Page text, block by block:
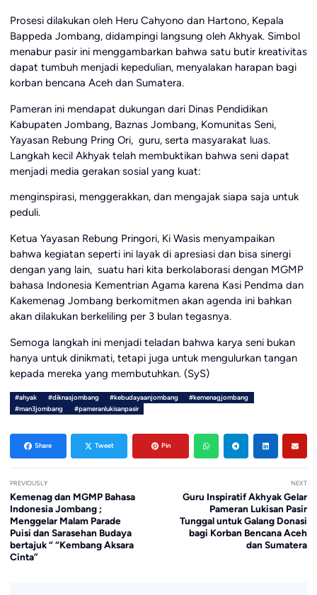
Prosesi dilakukan oleh Heru Cahyono dan Hartono, Kepala
Bappeda Jombang, didampingi langsung oleh Akhyak. Simbol
menabur pasir ini menggambarkan bahwa satu butir kreativitas
dapat tumbuh menjadi kepedulian, menyalakan harapan bagi
korban bencana Aceh dan Sumatera.
Pameran ini mendapat dukungan dari Dinas Pendidikan
Kabupaten Jombang, Baznas Jombang, Komunitas Seni,
Yayasan Rebung Pring Ori, guru, serta masyarakat luas.
Langkah kecil Akhyak telah membuktikan bahwa seni dapat
menjadi media gerakan sosial yang kuat:
menginspirasi, menggerakkan, dan mengajak siapa saja untuk
peduli.
Ketua Yayasan Rebung Pringori, Ki Wasis menyampaikan
bahwa kegiatan seperti ini layak di apresiasi dan bisa sinergi
dengan yang lain, suatu hari kita berkolaborasi dengan MGMP
bahasa Indonesia Kementrian Agama karena Kasi Pendma dan
Kakemenag Jombang berkomitmen akan agenda ini bahkan
akan dilakukan berkeliling per 3 bulan tegasnya.
Semoga langkah ini menjadi teladan bahwa karya seni bukan
hanya untuk dinikmati, tetapi juga untuk mengulurkan tangan
kepada mereka yang membutuhkan. (SyS)
#ahyak #diknasjombang #kebudayaanjombang
#kemenagjombang
#man3jombang
#pameranlukisanpasir
Share Tweet Pin
PREVIOUSLY
Kemenag dan MGMP Bahasa
Indonesia Jombang ;
Menggelar Malam Parade
Puisi dan Sarasehan Budaya
bertajuk “ “Kembang Aksara
Cinta”
NEXT
Guru Inspiratif Akhyak Gelar
Pameran Lukisan Pasir
Tunggal untuk Galang Donasi
bagi Korban Bencana Aceh
dan Sumatera